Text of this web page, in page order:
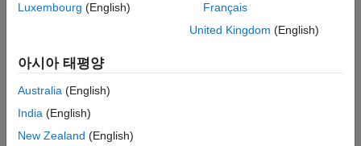
Luxembourg (English)
Français
United Kingdom (English)
아시아 태평양
Australia (English)
India (English)
New Zealand (English)